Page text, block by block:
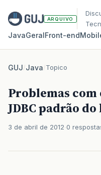
ARQUIVO
JavaGeralFront‑end
GUJ/Java/Topico
Problemas com
JDBC padrão
3 de abril de 2012 0